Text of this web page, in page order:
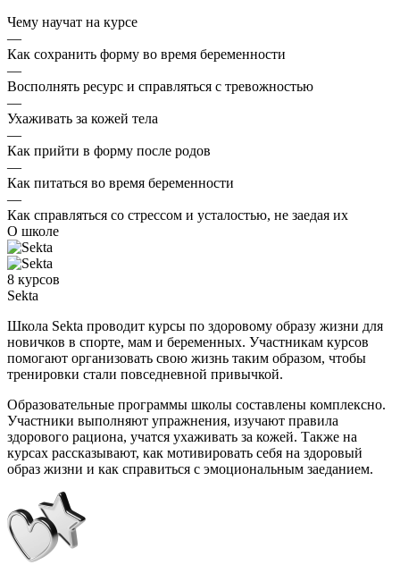
Чему научат на курсе
—
Как сохранить форму во время беременности
—
Восполнять ресурс и справляться с тревожностью
—
Ухаживать за кожей тела
—
Как прийти в форму после родов
—
Как питаться во время беременности
—
Как справляться со стрессом и усталостью, не заедая их
О школе
8 курсов
Sekta
Школа Sekta проводит курсы по здоровому образу жизни для
новичков в спорте, мам и беременных. Участникам курсов
помогают организовать свою жизнь таким образом, чтобы
тренировки стали повседневной привычкой.
Образовательные программы школы составлены комплексно.
Участники выполняют упражнения, изучают правила
здорового рациона, учатся ухаживать за кожей. Также на
курсах рассказывают, как мотивировать себя на здоровый
образ жизни и как справиться с эмоциональным заеданием.